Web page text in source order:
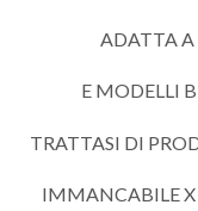
ADATTA
E MODELLI
TRATTASI DI
IMMANCABILE X